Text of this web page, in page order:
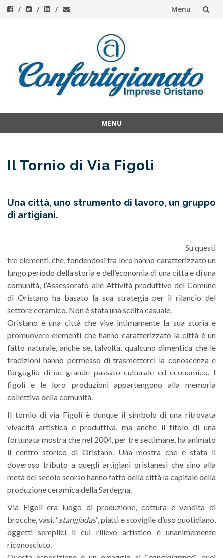
Menu
content
MENU
content
Il Tornio di Via Figoli
Una città, uno strumento di lavoro, un gruppo
di artigiani.
Su questi
tre elementi, che, fondendosi tra loro hanno caratterizzato un
lungo periodo della storia e dell’economia di una città e di una
comunità, l’Assessorato alle Attività produttive del Comune
di Oristano ha basato la sua strategia per il rilancio del
settore ceramico. Non è stata una scelta casuale.
Oristano è una città che vive intimamente la sua storia e
promuovere elementi che hanno caratterizzato la città è un
fatto naturale, anche se, talvolta, qualcuno dimentica che le
tradizioni hanno permesso di trasmetterci la conoscenza e
l’orgoglio di un grande passato culturale ed economico. I
figoli e le loro produzioni appartengono alla memoria
collettiva della comunità.
Il tornio di via Figoli è dunque il simbolo di una ritrovata
vivacità artistica e produttiva, ma anche il titolo di una
fortunata mostra che nel 2004, per tre settimane, ha animato
il centro storico di Oristano. Una mostra che è stata il
doveroso tributo a quegli artigiani oristanesi che sino alla
metà del secolo scorso hanno fatto della città la capitale della
produzione ceramica della Sardegna.
Via Figoli era luogo di produzione, cottura e vendita di
brocche, vasi, “stangiadas“, piatti e stoviglie d’uso quotidiano,
oggetti semplici il cui rilievo artistico è unanimemente
riconosciuto.